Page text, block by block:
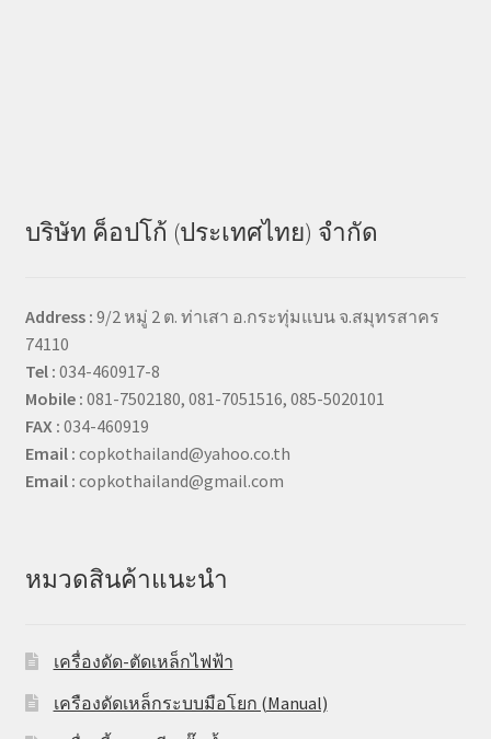
บริษัท ค็อปโก้ (ประเทศไทย) จำกัด
Address : 9/2 หมู่ 2 ต. ท่าเสา อ.กระทุ่มแบน จ.สมุทรสาคร
74110
Tel : 034-460917-8
Mobile : 081-7502180, 081-7051516, 085-5020101
FAX : 034-460919
Email : copkothailand@yahoo.co.th
Email : copkothailand@gmail.com
หมวดสินค้าแนะนำ
เครื่องดัด-ตัดเหล็กไฟฟ้า
เครืองดัดเหล็กระบบมือโยก (Manual)